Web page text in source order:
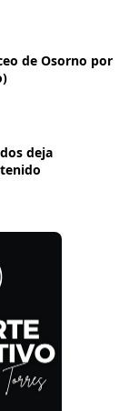
de Osorno por
deja